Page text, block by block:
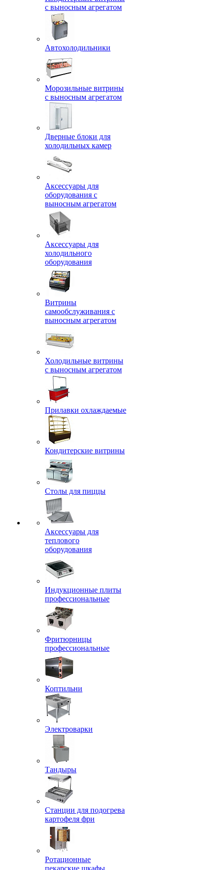
с выносным агрегатом
Автохолодильники
Морозильные витрины
с выносным агрегатом
Дверные блоки для
холодильных камер
Аксессуары для
оборудования с
выносным агрегатом
Аксессуары для
холодильного
оборудования
Витрины
самообслуживания с
выносным агрегатом
Холодильные витрины
с выносным агрегатом
Прилавки охлаждаемые
Кондитерские витрины
Столы для пиццы
Аксессуары для
теплового
оборудования
Индукционные плиты
профессиональные
Фритюрницы
профессиональные
Коптильни
Электроварки
Тандыры
Станции для подогрева
картофеля фри
Ротационные
пекарские шкафы